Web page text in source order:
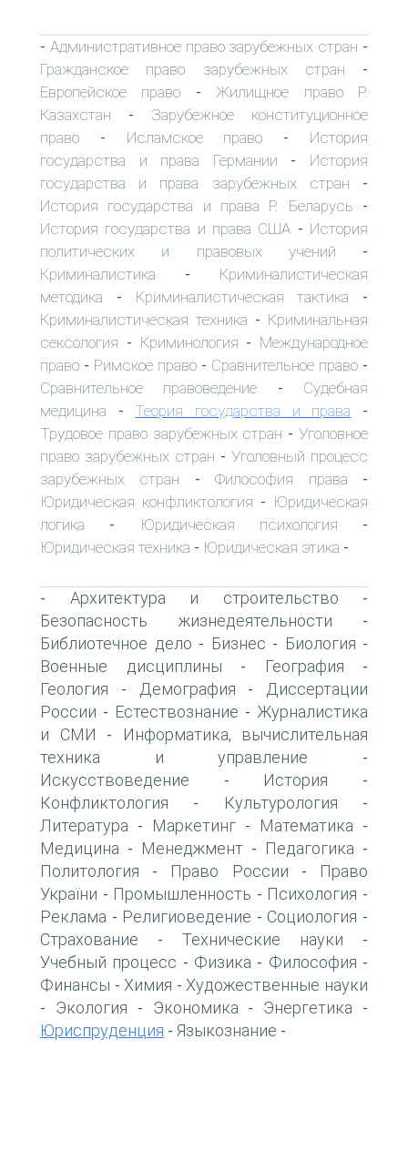
- Административное право зарубежных стран -
Гражданское право зарубежных стран -
Европейское право -Жилищное право Р.
Казахстан - Зарубежное конституционное
право - Исламское право - История
государства и права Германии - История
государства и права зарубежных стран -
История государства и права Р. Беларусь -
История государства и права США - История
политических и правовых учений -
Криминалистика - Криминалистическая
методика - Криминалистическая тактика -
Криминалистическая техника - Криминальная
сексология - Криминология - Международное
право - Римское право - Сравнительное право -
Сравнительное правоведение - Судебная
медицина - Теория государства и права -
Трудовое право зарубежных стран -Уголовное
право зарубежных стран - Уголовный процесс
зарубежных стран -Философия права -
Юридическая конфликтология - Юридическая
логика - Юридическая психология -
Юридическая техника - Юридическая этика -
- Архитектура и строительство -
Безопасность жизнедеятельности -
Библиотечное дело - Бизнес - Биология -
Военные дисциплины - География -
Геология - Демография -
Диссертации
России - Естествознание - Журналистика
и СМИ -
Информатика, вычислительная
техника и управление -
Искусствоведение - История -
Конфликтология - Культурология -
Литература - Маркетинг - Математика -
Медицина - Менеджмент - Педагогика -
Политология - Право России -
Право
України - Промышленность - Психология -
Реклама - Религиоведение - Социология -
Страхование - Технические науки -
Учебный процесс - Физика - Философия -
Финансы -Химия -Художественные науки
- Экология - Экономика - Энергетика -
Юриспруденция - Языкознание -